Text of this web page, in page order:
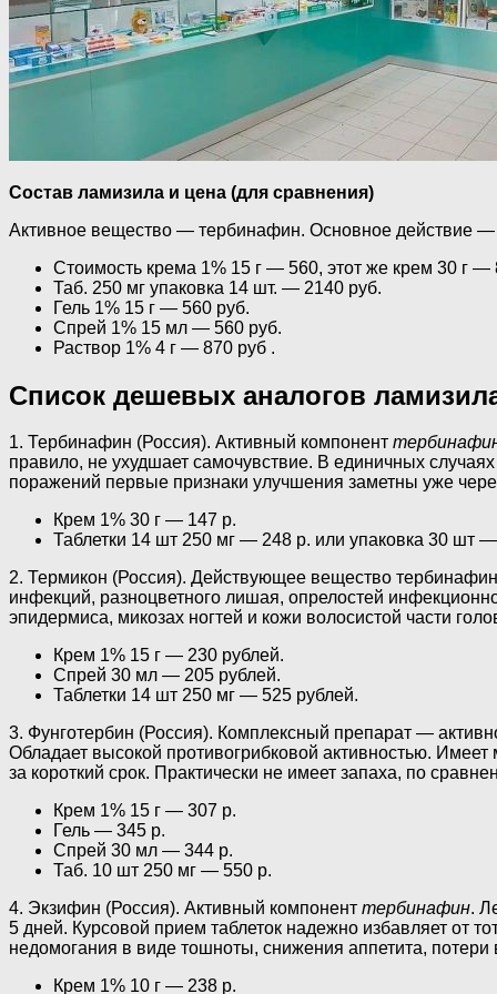
Состав ламизила и цена (для сравнения)
Активное вещество — тербинафин. Основное действие —
Стоимость крема 1% 15 г — 560, этот же крем 30 г —
Таб. 250 мг упаковка 14 шт. — 2140 руб.
Гель 1% 15 г — 560 руб.
Спрей 1% 15 мл — 560 руб.
Раствор 1% 4 г — 870 руб .
Список дешевых аналогов
1. Тербинафин (Россия). Активный компонент
правило, не ухудшает самочувствие. В единичных
поражений первые признаки улучшения заметны уже
Крем 1% 30 г — 147 р.
Таблетки 14 шт 250 мг — 248 р. или упаковка 30 шт
2. Термикон (Россия). Действующее вещество
инфекций, разноцветного лишая, опрелостей
эпидермиса, микозах ногтей и кожи волосистой части
Крем 1% 15 г — 230 рублей.
Спрей 30 мл — 205 рублей.
Таблетки 14 шт 250 мг — 525 рублей.
3. Фунготербин (Россия). Комплексный препарат —
Обладает высокой противогрибковой активностью.
за короткий срок. Практически не имеет запаха, по
Крем 1% 15 г — 307 р.
Гель — 345 р.
Спрей 30 мл — 344 р.
Таб. 10 шт 250 мг — 550 р.
4. Экзифин (Россия). Активный компонент тербинафин.
5 дней. Курсовой прием таблеток надежно избавляет от
недомогания в виде тошноты, снижения аппетита, потери
Крем 1% 10 г — 238 р.